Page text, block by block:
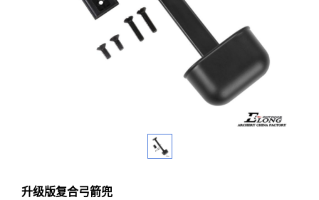
升级版复合弓箭兜